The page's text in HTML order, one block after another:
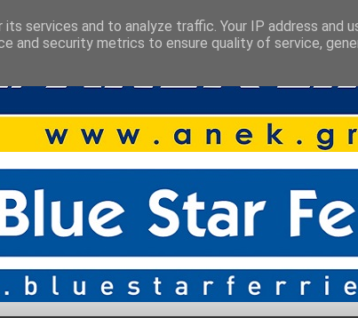
services and to analyze traffic. Your IP address and
and security metrics to ensure quality of service,